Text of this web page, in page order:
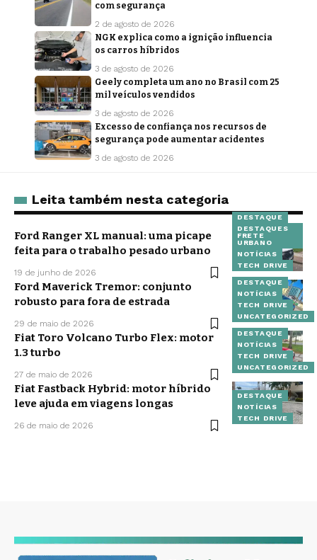
com segurança
2 de agosto de 2026
NGK explica como a ignição influencia
os carros híbridos
3 de agosto de 2026
Geely completa um ano no Brasil com 25
mil veículos vendidos
3 de agosto de 2026
Excesso de confiança nos recursos de
segurança pode aumentar acidentes
3 de agosto de 2026
Leita também nesta categoria
DESTAQUE
DESTAQUES
FRETE
URBANO
NOTÍCIAS
TECH DRIVE
Ford Ranger XL manual: uma picape
feita para o trabalho pesado urbano
19 de junho de 2026
DESTAQUE
NOTÍCIAS
TECH DRIVE
UNCATEGORIZED
Ford Maverick Tremor: conjunto
robusto para fora de estrada
29 de maio de 2026
DESTAQUE
NOTÍCIAS
TECH DRIVE
UNCATEGORIZED
Fiat Toro Volcano Turbo Flex: motor
1.3 turbo
27 de maio de 2026
DESTAQUE
NOTÍCIAS
TECH DRIVE
Fiat Fastback Hybrid: motor híbrido
leve ajuda em viagens longas
26 de maio de 2026